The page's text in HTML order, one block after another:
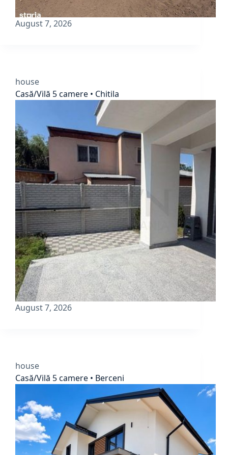
August 7, 2026
house
Casă/Vilă 5 camere • Chitila
August 7, 2026
house
Casă/Vilă 5 camere • Berceni